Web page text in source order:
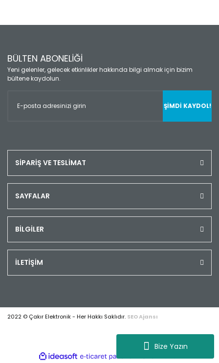
Bize Yazın
BÜLTEN ABONELİĞİ
Yeni gelenler, gelecek etkinlikler hakkında bilgi almak için bizim
bültene kaydolun.
ŞİMDİ KAYDOL!
SİPARİŞ VE TESLİMAT
SAYFALAR
BİLGİLER
İLETİŞİM
2022 © Çakır Elektronik - Her Hakkı Saklıdır. SEO Ajansı
ideasoft